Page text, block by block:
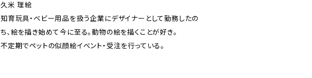
久米 理絵
知育玩具・ベビー用品を扱う企業にデザイナーとして勤務したの
ち、絵を描き始めて今に至る。動物の絵を描くことが好き。
不定期でペットの似顔絵イベント・受注を行っている。